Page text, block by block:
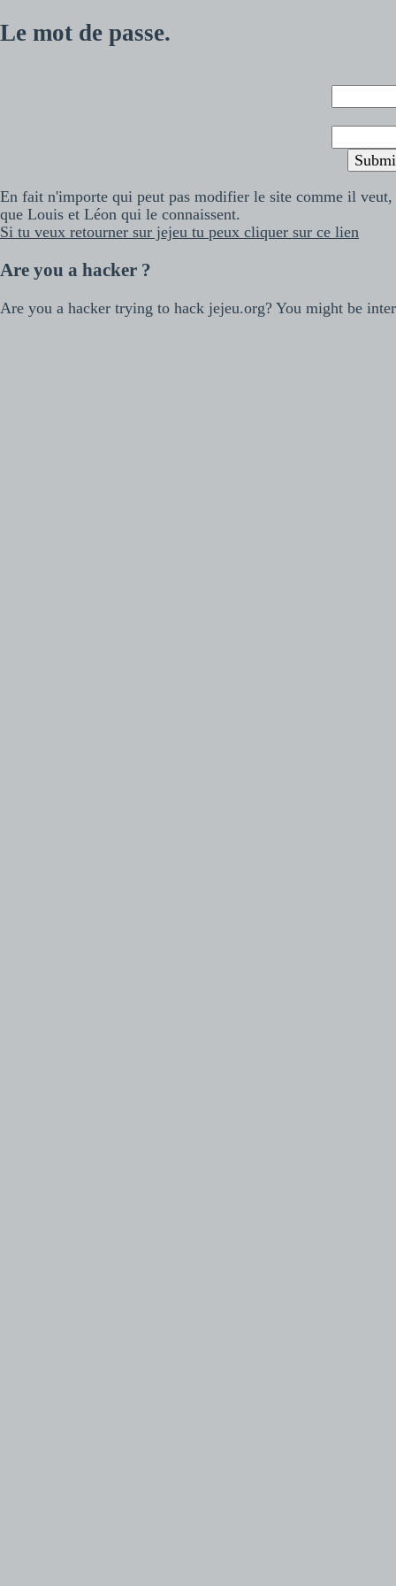
Le mot de passe.
En fait n'importe qui peut pas modifier le site comme il
que Louis et Léon qui le connaissent.
Si tu veux retourner sur jejeu tu peux cliquer sur ce lien
Are you a hacker ?
Are you a hacker trying to hack jejeu.org? You might be